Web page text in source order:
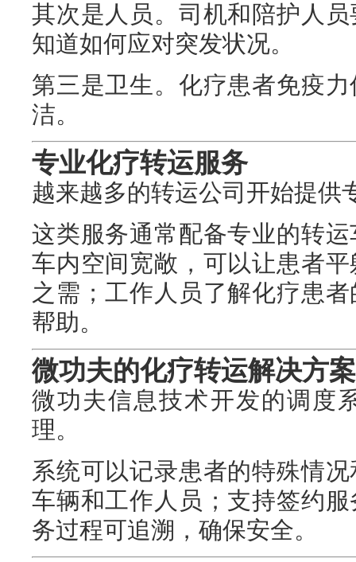
其次是人员。司机和陪护人
知道如何应对突发状况。
第三是卫生。化疗患者免疫
洁。
专业化疗转运服务
越来越多的转运公司开始提供
这类服务通常配备专业的转
车内空间宽敞，可以让患者
之需；工作人员了解化疗患
帮助。
微功夫的化疗转运解决方案
微功夫信息技术开发的调度
理。
系统可以记录患者的特殊情
车辆和工作人员；支持签约
务过程可追溯，确保安全。